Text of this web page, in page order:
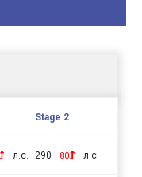
Stage 2
л.с. 290 80 л.с.